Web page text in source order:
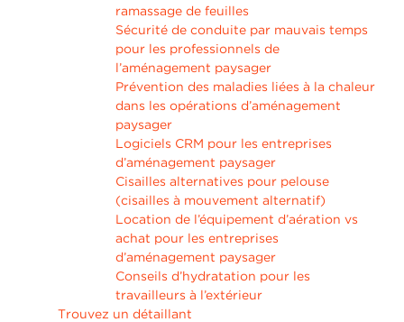
ramassage de feuilles
Sécurité de conduite par mauvais temps
pour les professionnels de
l’aménagement paysager
Prévention des maladies liées à la chaleur
dans les opérations d’aménagement
paysager
Logiciels CRM pour les entreprises
d’aménagement paysager
Cisailles alternatives pour pelouse
(cisailles à mouvement alternatif)
Location de l’équipement d’aération vs
achat pour les entreprises
d’aménagement paysager
Conseils d’hydratation pour les
travailleurs à l’extérieur
Trouvez un détaillant